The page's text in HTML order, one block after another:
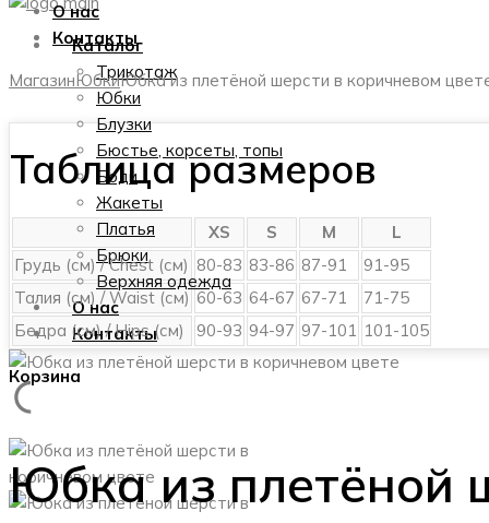
Каталог
Трикотаж
Юбки
Блузки
Бюстье, корсеты, топы
Боди
Жакеты
Платья
Брюки
Верхняя одежда
О нас
Контакты
Корзина
О нас
Контакты
МагазинЮбкиЮбка из плетёной шерсти в коричневом
Таблица размеров
XS S M
L
Грудь (см) / Chest (см) 80-83 83-86 87-91
91-95
Талия (см) / Waist (см) 60-63 64-67 67-71
71-75
Бедра (см) / Hips (см)
90-93 94-97 97-101 101-105
Юбка из плетёной